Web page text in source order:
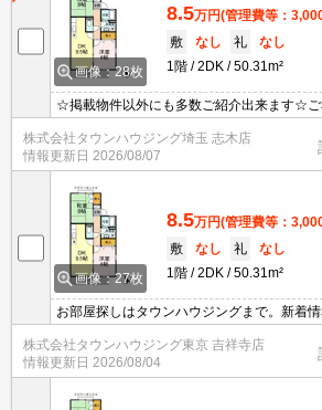
画像：28枚
8.5万円(管理費等：
敷
なし 礼
なし
1階
2DK 50.31m²
☆掲載物件以外にも多数ご紹介出来ます☆ご
お探しさせて頂きます♪
株式会社タウンハウジング埼玉 志木店
情報更新日 2026/08/07
画像：27枚
8.5万円(管理費等：
敷
なし 礼
なし
1階
2DK 50.31m²
お部屋探しはタウンハウジングまで。新着情
気なスタッフがお待ちしております。
株式会社タウンハウジング東京 吉祥寺店
情報更新日 2026/08/04